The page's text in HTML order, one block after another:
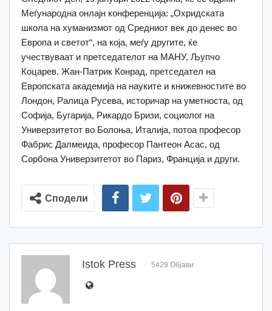
Меѓународна онлајн конференција: „Охридската
школа на хуманизмот од Средниот век до денес во
Европа и светот“, на која, меѓу другите, ќе
учествуваат и претседателот на МАНУ, Љупчо
Коцарев, Жан-Патрик Конрад, претседател на
Европската академија на науките и книжевностите во
Лондон, Ралица Русева, историчар на уметноста, од
Софија, Бугарија, Рикардо Бризи, социолог на
Универзитетот во Болоња, Италија, потоа професор
Фабрис Далмеида, професор Пантеон Асас, од
Сорбона Универзитетот во Париз, Франција и други.
Сподели
Istok Press 5429 Објави